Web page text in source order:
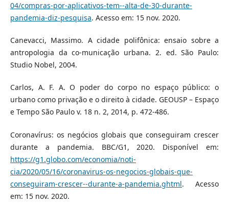
04/compras-por-aplicativos-tem--alta-de-30-durante-
pandemia-diz-pesquisa. Acesso em: 15 nov. 2020.
Canevacci, Massimo. A cidade polifônica: ensaio sobre a
antropologia da co-municação urbana. 2. ed. São Paulo:
Studio Nobel, 2004.
Carlos, A. F. A. O poder do corpo no espaço público: o
urbano como privação e o direito à cidade. GEOUSP – Espaço
e Tempo São Paulo v. 18 n. 2, 2014, p. 472-486.
Coronavírus: os negócios globais que conseguiram crescer
durante a pandemia. BBC/G1, 2020. Disponível em:
https://g1.globo.com/economia/noti-
cia/2020/05/16/coronavirus-os-negocios-globais-que-
conseguiram-crescer--durante-a-pandemia.ghtml. Acesso
em: 15 nov. 2020.